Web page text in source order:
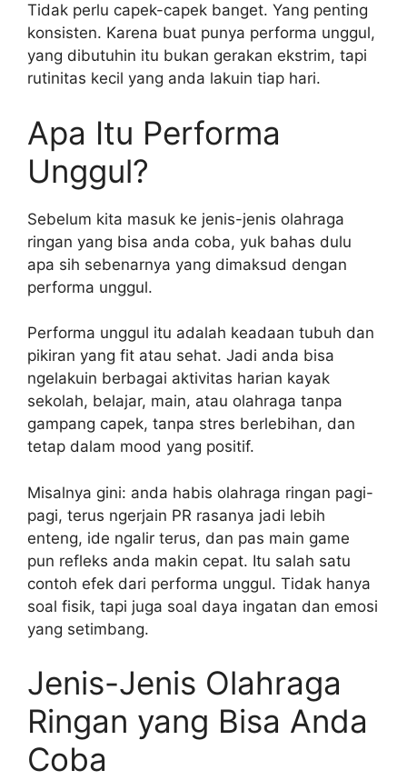
Tidak perlu capek-capek banget. Yang penting
konsisten. Karena buat punya performa unggul,
yang dibutuhin itu bukan gerakan ekstrim, tapi
rutinitas kecil yang anda lakuin tiap hari.
Apa Itu Performa
Unggul?
Sebelum kita masuk ke jenis-jenis olahraga
ringan yang bisa anda coba, yuk bahas dulu
apa sih sebenarnya yang dimaksud dengan
performa unggul.
Performa unggul itu adalah keadaan tubuh dan
pikiran yang fit atau sehat. Jadi anda bisa
ngelakuin berbagai aktivitas harian kayak
sekolah, belajar, main, atau olahraga tanpa
gampang capek, tanpa stres berlebihan, dan
tetap dalam mood yang positif.
Misalnya gini: anda habis olahraga ringan pagi-
pagi, terus ngerjain PR rasanya jadi lebih
enteng, ide ngalir terus, dan pas main game
pun refleks anda makin cepat. Itu salah satu
contoh efek dari performa unggul. Tidak hanya
soal fisik, tapi juga soal daya ingatan dan emosi
yang setimbang.
Jenis-Jenis Olahraga
Ringan yang Bisa Anda
Coba